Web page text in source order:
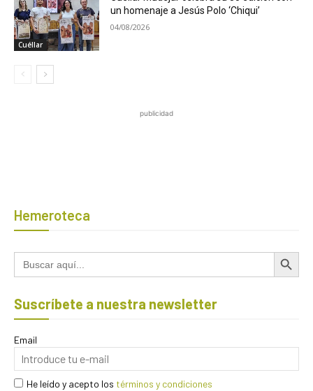
Cuéllar
un homenaje a Jesús Polo ‘Chiqui’
04/08/2026
publicidad
Hemeroteca
Buscar: Botón de
Suscríbete a nuestra newsletter
Email
He leído y acepto los términos y condiciones